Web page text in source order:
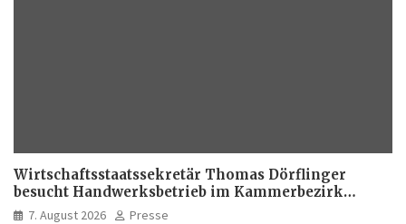
Wirtschaftsstaatssekretär Thomas Dörflinger
besucht Handwerksbetrieb im Kammerbezirk
Freiburg
7. August 2026
Presse